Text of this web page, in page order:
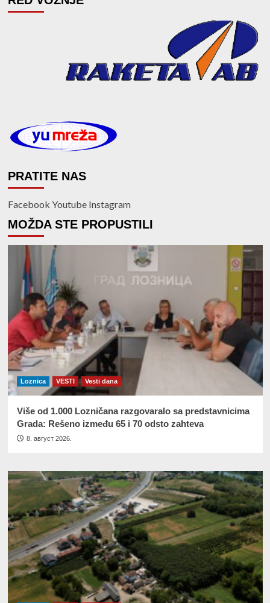
PRATITE NAS
Facebook Youtube Instagram
MOŽDA STE PROPUSTILI
Loznica VESTI Vesti dana
Više od 1.000 Lozničana razgovaralo sa predstavnicima
Grada: Rešeno između 65 i 70 odsto zahteva
8. август 2026.